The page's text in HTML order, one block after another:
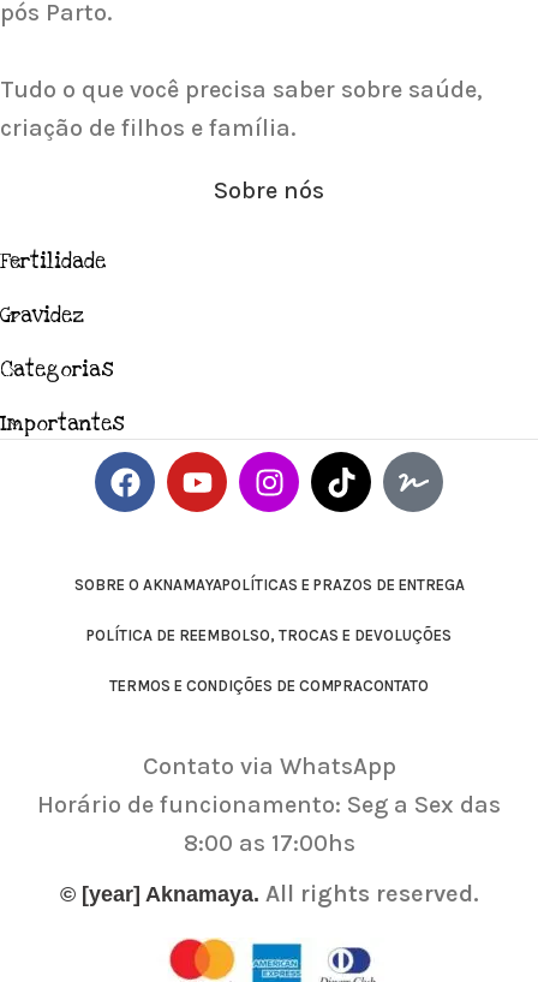
pós Parto.
Tudo o que você precisa saber sobre saúde,
criação de filhos e família.
Sobre nós
Fertilidade
Gravidez
Categorias
Importantes
SOBRE O AKNAMAYAPOLÍTICAS E PRAZOS DE ENTREGA
POLÍTICA DE REEMBOLSO, TROCAS E DEVOLUÇÕES
TERMOS E CONDIÇÕES DE COMPRACONTATO
Contato via WhatsApp
Horário de funcionamento: Seg a Sex das
8:00 as 17:00hs
© [year] Aknamaya. All rights reserved.